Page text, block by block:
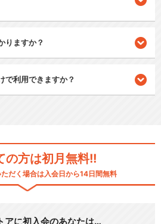
りますか？
で利用できますか？
の方は初月無料!!
だく場合は入会日から14日間無料
アに初入会のあなたは…